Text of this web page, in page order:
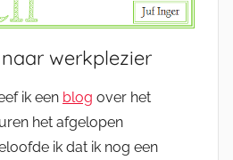
werkplezier
ik een blog over het
het afgelopen
ik dat ik nog een